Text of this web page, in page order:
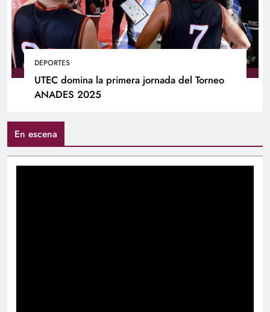
DEPORTES
UTEC domina la primera jornada del Torneo
ANADES 2025
En escena